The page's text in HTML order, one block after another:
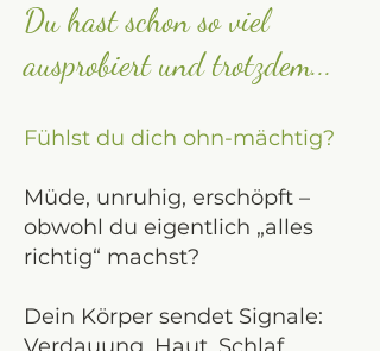
Du hast schon so viel
ausprobiert und trotzdem...
Fühlst du dich ohn-mächtig?
Müde, unruhig, erschöpft –
obwohl du eigentlich „alles
richtig“ machst?
Dein Körper sendet Signale: